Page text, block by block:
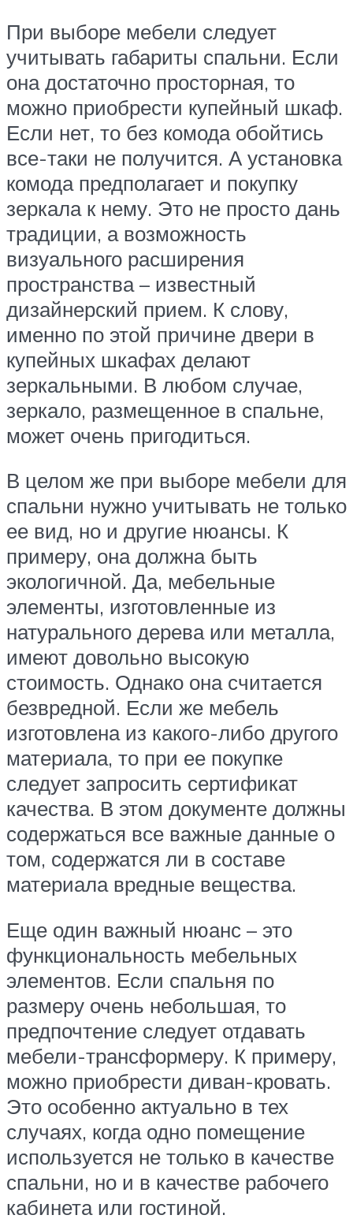
При выборе мебели следует
учитывать габариты спальни. Если
она достаточно просторная, то
можно приобрести купейный шкаф.
Если нет, то без комода обойтись
все-таки не получится. А установка
комода предполагает и покупку
зеркала к нему. Это не просто дань
традиции, а возможность
визуального расширения
пространства – известный
дизайнерский прием. К слову,
именно по этой причине двери в
купейных шкафах делают
зеркальными. В любом случае,
зеркало, размещенное в спальне,
может очень пригодиться.
В целом же при выборе мебели для
спальни нужно учитывать не только
ее вид, но и другие нюансы. К
примеру, она должна быть
экологичной. Да, мебельные
элементы, изготовленные из
натурального дерева или металла,
имеют довольно высокую
стоимость. Однако она считается
безвредной. Если же мебель
изготовлена из какого-либо другого
материала, то при ее покупке
следует запросить сертификат
качества. В этом документе должны
содержаться все важные данные о
том, содержатся ли в составе
материала вредные вещества.
Еще один важный нюанс – это
функциональность мебельных
элементов. Если спальня по
размеру очень небольшая, то
предпочтение следует отдавать
мебели-трансформеру. К примеру,
можно приобрести диван-кровать.
Это особенно актуально в тех
случаях, когда одно помещение
используется не только в качестве
спальни, но и в качестве рабочего
кабинета или гостиной.